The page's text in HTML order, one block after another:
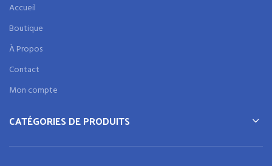
Accueil
Boutique
À Propos
Contact
Mon compte
CATÉGORIES DE PRODUITS